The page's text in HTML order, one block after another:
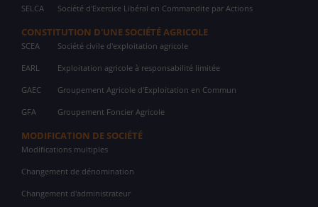
SELCA Société d'Exercice Libéral en Commandite par Actions
CONSTITUTION D'UNE SOCIÉTÉ AGRICOLE
SCEA Société civile d'exploitation agricole
EARL Exploitation agricole à responsabilité limitée
GAEC Groupement Agricole d'Exploitation en Commun
GFA Groupement Foncier Agricole
MODIFICATION DE SOCIÉTÉ
Modifications multiples
Changement de dénomination
Changement d'administrateur